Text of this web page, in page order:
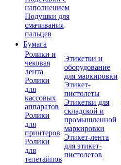
наполнением
Подушки для
смачивания
пальцев
Бумага
Ролики и
чековая
лента
Ролики
для
кассовых
аппаратов
Ролики
для
принтеров
Ролики
для
телетайпов
Этикетки и
оборудование
для маркировки
Этикет-
пистолеты
Этикетки для
складской и
промышленной
маркировки
Этикет-лента
для этикет-
пистолетов